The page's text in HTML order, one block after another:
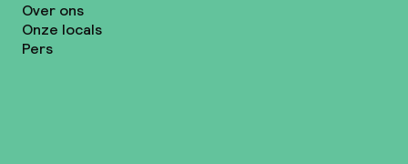
Over ons
Onze locals
Pers